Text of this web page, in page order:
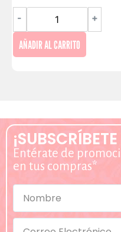
- +
AÑADIR AL CARRITO
Entérate de
en tus compras*